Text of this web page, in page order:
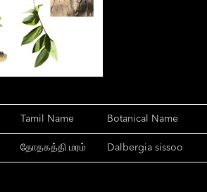
Tamil Name Botanical Name
தோதகத்தி மரம் Dalbergia sissoo